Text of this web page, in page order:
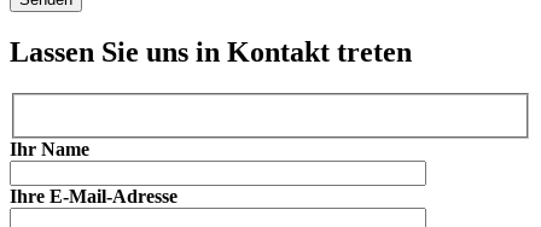
Lassen Sie uns in Kontakt treten
Ihr Name
Ihre E-Mail-Adresse